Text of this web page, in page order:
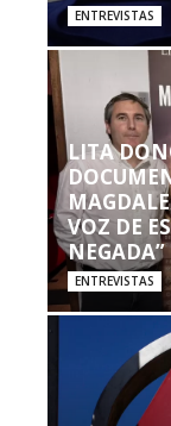
ENTREVISTAS
LITA
VOZ DE
NEGADA”
ENTREVISTAS